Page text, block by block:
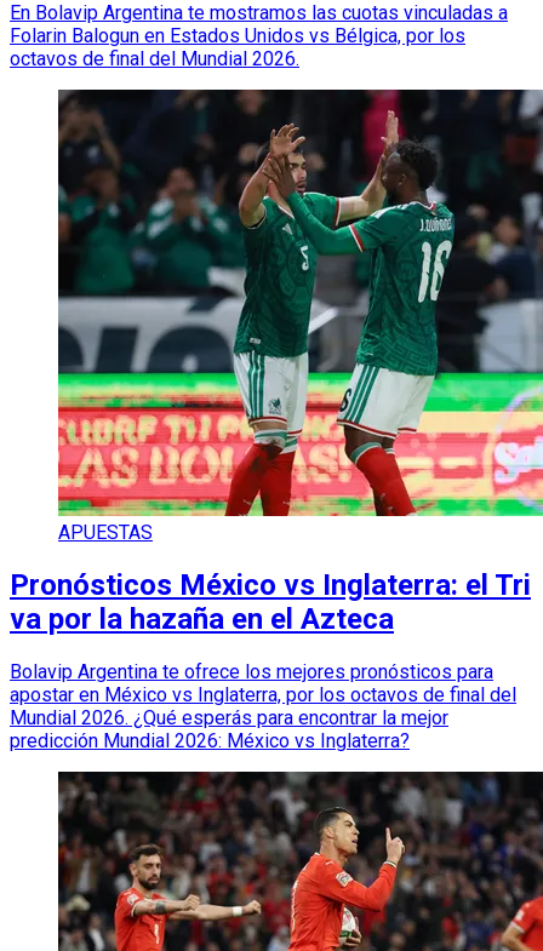
En Bolavip Argentina te mostramos las cuotas vinculadas a
Folarin Balogun en Estados Unidos vs Bélgica, por los
octavos de final del Mundial 2026.
APUESTAS
Pronósticos México vs Inglaterra: el Tri
va por la hazaña en el Azteca
Bolavip Argentina te ofrece los mejores pronósticos para
apostar en México vs Inglaterra, por los octavos de final del
Mundial 2026. ¿Qué esperás para encontrar la mejor
predicción Mundial 2026: México vs Inglaterra?